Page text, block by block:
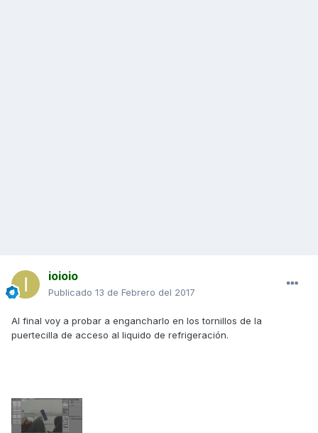
ioioio
Publicado 13 de Febrero del 2017
Al final voy a probar a engancharlo en los tornillos de la
puertecilla de acceso al liquido de refrigeración.